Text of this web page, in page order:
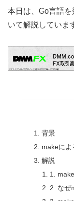
本日は、Go言語
いて解説していま
背景
makeによ
解説
1.
2. なぜ